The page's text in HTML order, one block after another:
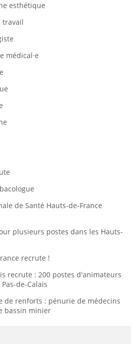
esthétique
travail
médical·e
de Santé Hauts-de-France
plusieurs postes dans les Hauts-
recrute !
recrute : 200 postes d'animateurs
de-Calais
de renforts : pénurie de médecins
bassin minier